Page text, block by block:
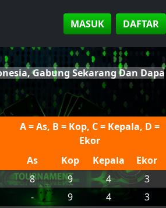
MASUK DAFTAR
Gabung Sekarang Dan
A = As, B = Kop, C = Kepala, D =
Ekor
As
Kop Kepala
Ekor
8 9 4
3
- 9 4
3